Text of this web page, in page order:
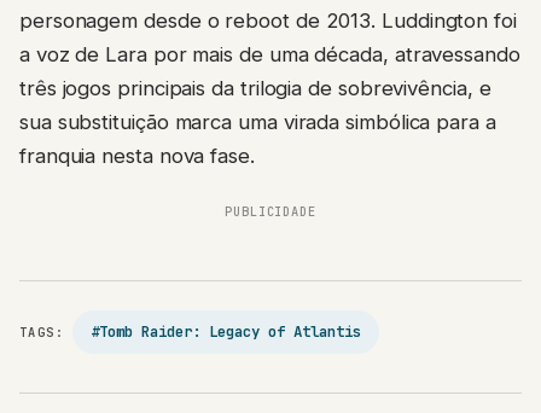
personagem desde o reboot de 2013. Luddington foi
a voz de Lara por mais de uma década, atravessando
três jogos principais da trilogia de sobrevivência, e
sua substituição marca uma virada simbólica para a
franquia nesta nova fase.
PUBLICIDADE
TAGS: #Tomb Raider: Legacy of Atlantis